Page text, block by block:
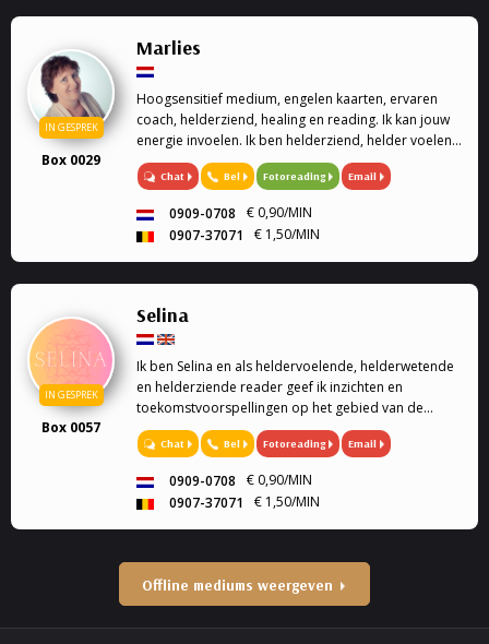
IN GESPREK
Box 0029
Marlies
Hoogsensitief medium, engelen kaarten, ervaren
coach, helderziend, healing en reading. Ik kan jouw
energie invoelen. Ik ben helderziend, helder voelend
en helder horend. Ik kan helpen bij je spirituele
groei.
Chat Bel Fotoreading Email
0909-0708
€ 0,90/MIN
0907-37071
€ 1,50/MIN
IN GESPREK
Box 0057
Selina
Ik ben Selina en als heldervoelende, helderwetende
en helderziende reader geef ik inzichten en
toekomstvoorspellingen op het gebied van de
liefde, werk, financiën, eigenlijk alles.
Chat Bel Fotoreading Email
0909-0708
€ 0,90/MIN
0907-37071
€ 1,50/MIN
Offline mediums weergeven